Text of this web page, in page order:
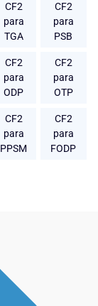
CF2
para
TGA
CF2
para
PSB
CF2
para
ODP
CF2
para
OTP
CF2
para
PPSM
CF2
para
FODP